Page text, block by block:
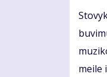
meile